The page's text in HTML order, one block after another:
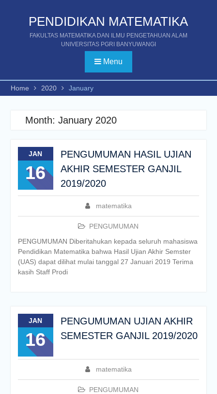
PENDIDIKAN MATEMATIKA
FAKULTAS MATEMATIKA DAN ILMU PENGETAHUAN ALAM
UNIVERSITAS PGRI BANYUWANGI
Menu
Home 2020 January
Month: January 2020
JAN
16
PENGUMUMAN HASIL UJIAN
AKHIR SEMESTER GANJIL
2019/2020
matematika
PENGUMUMAN
PENGUMUMAN Diberitahukan kepada seluruh mahasiswa
Pendidikan Matematika bahwa Hasil Ujian Akhir Semster
(UAS) dapat dilihat mulai tanggal 27 Januari 2019 Terima
kasih Staff Prodi
JAN
16
PENGUMUMAN UJIAN AKHIR
SEMESTER GANJIL 2019/2020
matematika
PENGUMUMAN